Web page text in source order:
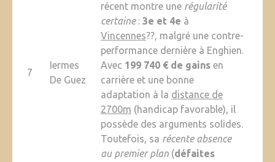
7
Iermes
De Guez
récent montre une régularité
certaine: 3e et 4e à
Vincennes??, malgré une contre-
performance dernière à Enghien.
Avec 199 740 € de gainsen
carrière et une bonne
adaptation à la distance de
2700m (handicap favorable), il
possède des arguments solides.
Toutefois, sa récente absence
au premier plan(défaites